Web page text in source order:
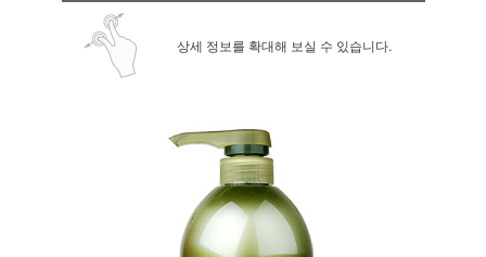
상세 정보를 확대해 보실 수 있습니다.